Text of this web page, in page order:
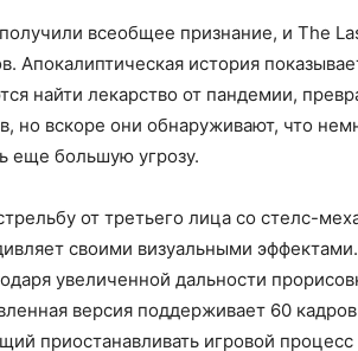
всеобщее признание, и The
Апокалиптическая история
найти лекарство от пандемии,
но вскоре они обнаруживают, что
еще большую угрозу.
от третьего лица со стелс-
своими визуальными
увеличенной дальности
версия поддерживает 60
приостанавливать игровой